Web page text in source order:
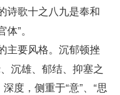
歌十之八九是奉和
”。
要风格。沉郁顿挫
沉雄、郁结、抑塞之
度，侧重于“意”、“思